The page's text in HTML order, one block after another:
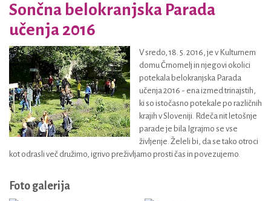
Sončna belokranjska Parada
učenja 2016
V sredo, 18. 5. 2016, je v Kulturnem
domu Črnomelj in njegovi okolici
potekala belokranjska Parada
učenja 2016 - ena izmed trinajstih,
ki so istočasno potekale po različnih
krajih v Sloveniji. Rdeča nit letošnje
parade je bila Igrajmo se vse
življenje. Želeli bi, da se tako otroci
kot odrasli več družimo, igrivo preživljamo prosti čas in povezujemo.
Foto galerija